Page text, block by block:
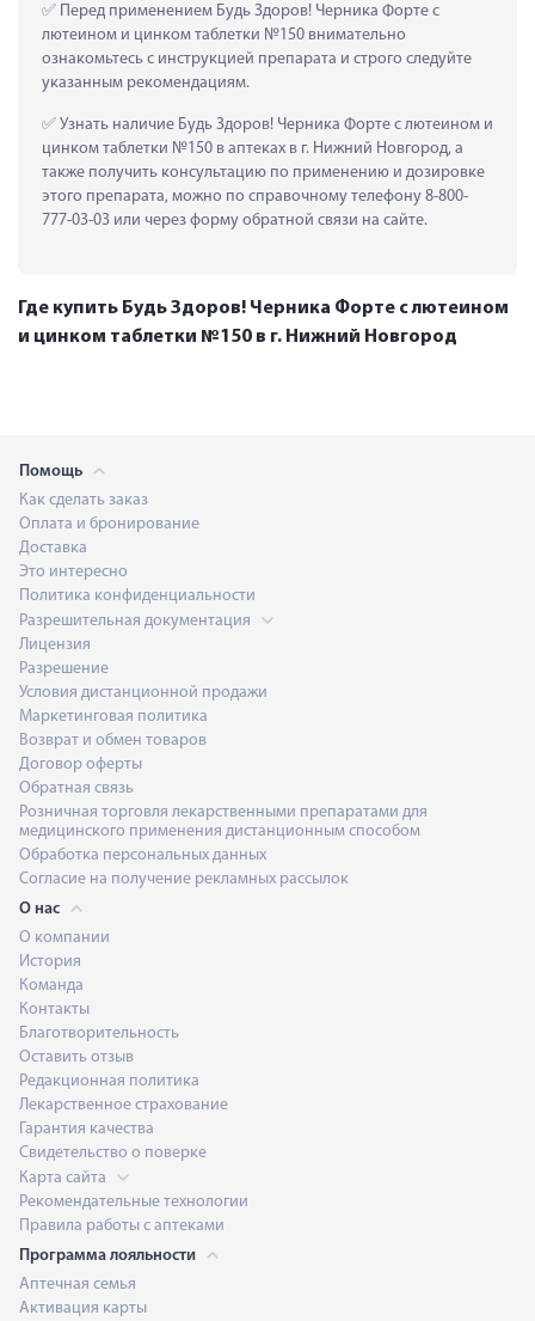
Перед применением Будь Здоров! Черника Форте с
лютеином и цинком таблетки №150 внимательно
ознакомьтесь с инструкцией препарата и строго следуйте
указанным рекомендациям.
Узнать наличие Будь Здоров! Черника Форте с лютеином и
цинком таблетки №150 в аптеках в г. Нижний Новгород, а
также получить консультацию по применению и дозировке
этого препарата, можно по справочному телефону 8-800-
777-03-03 или через форму обратной связи на сайте.
Где купить Будь Здоров! Черника Форте с лютеином
и цинком таблетки №150 в г. Нижний Новгород
Помощь
Как сделать заказ
Оплата и бронирование
Доставка
Это интересно
Политика конфиденциальности
Разрешительная документация
Лицензия
Разрешение
Условия дистанционной продажи
Маркетинговая политика
Возврат и обмен товаров
Договор оферты
Обратная связь
Розничная торговля лекарственными препаратами для
медицинского применения дистанционным способом
Обработка персональных данных
Согласие на получение рекламных рассылок
О нас
О компании
История
Команда
Контакты
Благотворительность
Оставить отзыв
Редакционная политика
Лекарственное страхование
Гарантия качества
Свидетельство о поверке
Карта сайта
Рекомендательные технологии
Правила работы с аптеками
Программа лояльности
Аптечная семья
Активация карты